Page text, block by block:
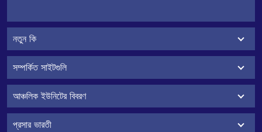
নতুন কি
সম্পর্কিত সাইটগুলি
আঞ্চলিক ইউনিটের বিবরণ
প্রসার ভারতী